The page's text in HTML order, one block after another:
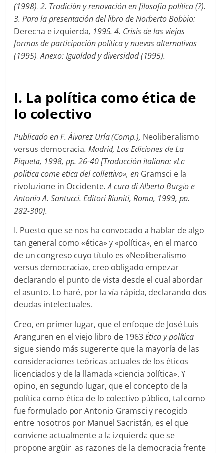
(1998). 2. Tradición y renovación en filosofía política (?).
3. Para la presentación del libro de Norberto Bobbio:
Derecha e izquierda, 1995. 4. Crisis de las viejas
formas de participación política y nuevas alternativas
(1995). Anexo: Igualdad y diversidad (1995).
I. La política como ética de
lo colectivo
Publicado en F. Álvarez Uría (Comp.), Neoliberalismo
versus democracia. Madrid, Las Ediciones de La
Piqueta, 1998, pp. 26-40 [Traducción italiana: «La
politica come etica del collettivo», en Gramsci e la
rivoluzione in Occidente. A cura di Alberto Burgio e
Antonio A. Santucci. Editori Riuniti, Roma, 1999, pp.
282-300].
I. Puesto que se nos ha convocado a hablar de algo
tan general como «ética» y «política», en el marco
de un congreso cuyo título es «Neoliberalismo
versus democracia», creo obligado empezar
declarando el punto de vista desde el cual abordar
el asunto. Lo haré, por la vía rápida, declarando dos
deudas intelectuales.
Creo, en primer lugar, que el enfoque de José Luis
Aranguren en el viejo libro de 1963Ética y política
sigue siendo más sugerente que la mayoría de las
consideraciones teóricas actuales de los éticos
licenciados y de la llamada «ciencia política». Y
opino, en segundo lugar, que el concepto de la
política como ética de lo colectivo público, tal como
fue formulado por Antonio Gramsci y recogido
entre nosotros por Manuel Sacristán, es el que
conviene actualmente a la izquierda que se
propone argüir las razones de la democracia frente